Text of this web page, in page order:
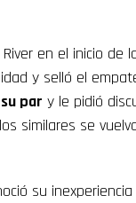
en el inicio de
y selló el
par y le pidió
similares se
su